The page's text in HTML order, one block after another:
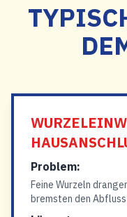
Problem:
Feine Wurzeln
bremsten den Abfluss